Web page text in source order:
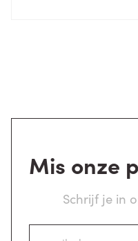
Mis onze
Schrijf je in